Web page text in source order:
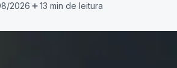
2026 13 min de leitura